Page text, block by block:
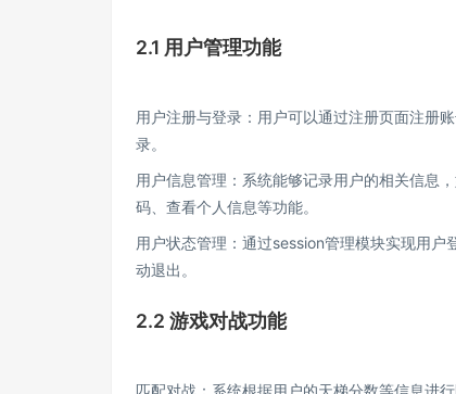
2.1 用户管理功能
用户注册与登录：用户可以通过注册页面注册
录。
用户信息管理：系统能够记录用户的相关信息
码、查看个人信息等功能。
用户状态管理：通过session管理模块实现用
动退出。
2.2 游戏对战功能